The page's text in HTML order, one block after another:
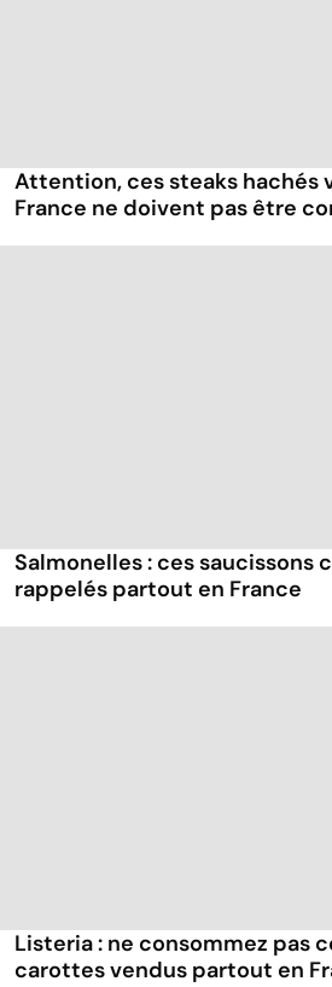
Attention, ces steaks hachés
France ne doivent pas être
Salmonelles : ces saucissons
rappelés partout en France
Listeria : ne consommez pas
carottes vendus partout en